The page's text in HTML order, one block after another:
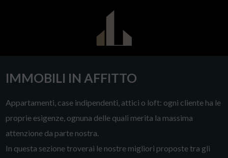
IMMOBILI IN AFFITTO
Appartamenti, case indipendenti, attici o loft: ogni cliente ha le
proprie esigenze, ognuna delle quali merita la massima
attenzione da parte nostra.
In questa sezione troverai le nostre migliori proposte tra gli